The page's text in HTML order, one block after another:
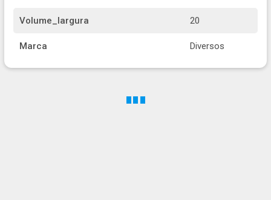
Volume_largura 20
Marca Diversos